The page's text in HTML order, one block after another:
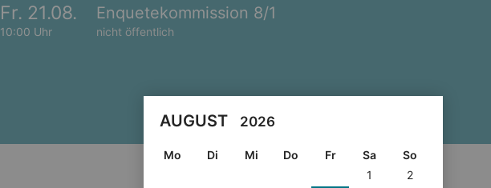
Fr. 21.08.
10:00 Uhr
Enquetekommission 8/1
nicht öffentlich
AUGUST 2026
Mo Di Mi Do Fr Sa
So
1
2